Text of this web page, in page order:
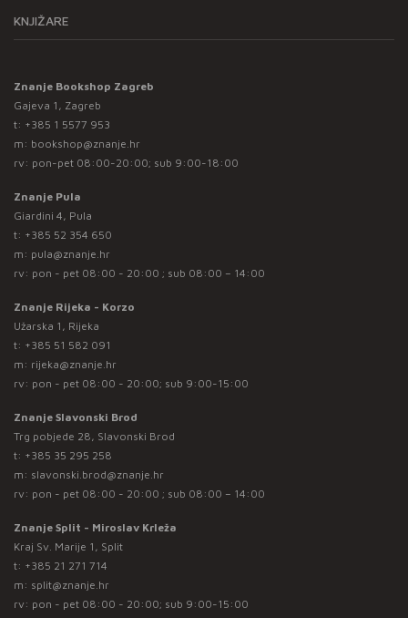
KNJIŽARE
Znanje Bookshop Zagreb
Gajeva 1, Zagreb
t: +385 1 5577 953
m: bookshop@znanje.hr
rv: pon-pet 08:00-20:00; sub 9:00-18:00
Znanje Pula
Giardini 4, Pula
t: +385 52 354 650
m: pula@znanje.hr
rv: pon - pet 08:00 - 20:00 ; sub 08:00 – 14:00
Znanje Rijeka - Korzo
Užarska 1, Rijeka
t: +385 51 582 091
m: rijeka@znanje.hr
rv: pon - pet 08:00 - 20:00; sub 9:00-15:00
Znanje Slavonski Brod
Trg pobjede 28, Slavonski Brod
t: +385 35 295 258
m: slavonski.brod@znanje.hr
rv: pon - pet 08:00 - 20:00 ; sub 08:00 – 14:00
Znanje Split - Miroslav Krleža
Kraj Sv. Marije 1, Split
t: +385 21 271 714
m: split@znanje.hr
rv: pon - pet 08:00 - 20:00; sub 9:00-15:00